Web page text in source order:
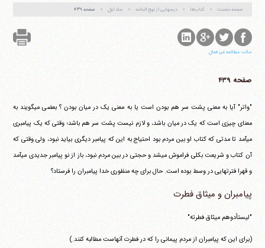
صفحه نخست کتاب‌ها درسهایی از نهج البلاغه جلد اول صفحه ۴۳۹
حالت مطالعه غیر فعال
صفحه ۴۳۹
"واتر" آیا به معنی پشت سر هم بودن است یا به معنی یک در میان بودن ؟ بعضی می‎گویند به
معنای چیزی است که یک در میان باشد، و لازم نیست پشت سر هم باشد؛ وقتی که یک پیامبری
می‎آمد تا مدتی که کتاب او بین مردم بود احتیاج به این که پیامبر دیگری بیاید نبود، ولی وقتی که
آن کتاب و شریعت بکلی فراموش می‎شد و حجتی در بین مردم نبود، باز از نو پیامبر جدیدی می‎آمد
و قهرا فترتهایی در وسط بوده است. حال برای چه منظوری خدا پیامبران را فرستاد؟
پیامبران و میثاق فطرت
"لیستأدوهم میثاق فطرته"
(برای این که پیامبران از مردم پیمانی را که در فطرت آنهاست مطالبه کنند.)